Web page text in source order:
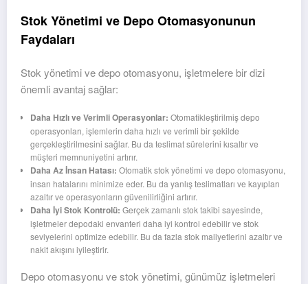
Stok Yönetimi ve Depo Otomasyonunun
Faydaları
Stok yönetimi ve depo otomasyonu, işletmelere bir dizi
önemli avantaj sağlar:
Daha Hızlı ve Verimli Operasyonlar: Otomatikleştirilmiş depo
operasyonları, işlemlerin daha hızlı ve verimli bir şekilde
gerçekleştirilmesini sağlar. Bu da teslimat sürelerini kısaltır ve
müşteri memnuniyetini artırır.
Daha Az İnsan Hatası: Otomatik stok yönetimi ve depo otomasyonu,
insan hatalarını minimize eder. Bu da yanlış teslimatları ve kayıpları
azaltır ve operasyonların güvenilirliğini artırır.
Daha İyi Stok Kontrolü: Gerçek zamanlı stok takibi sayesinde,
işletmeler depodaki envanteri daha iyi kontrol edebilir ve stok
seviyelerini optimize edebilir. Bu da fazla stok maliyetlerini azaltır ve
nakit akışını iyileştirir.
Depo otomasyonu ve stok yönetimi, günümüz işletmeleri